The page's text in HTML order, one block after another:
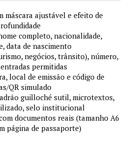
máscara ajustável e efeito de
completo, nacionalidade,
data de nascimento
negócios, trânsito), número,
permitidas
local de emissão e código de
QR simulado
guilloché sutil, microtextos,
selo institucional
documentos reais (tamanho A6
página de passaporte)